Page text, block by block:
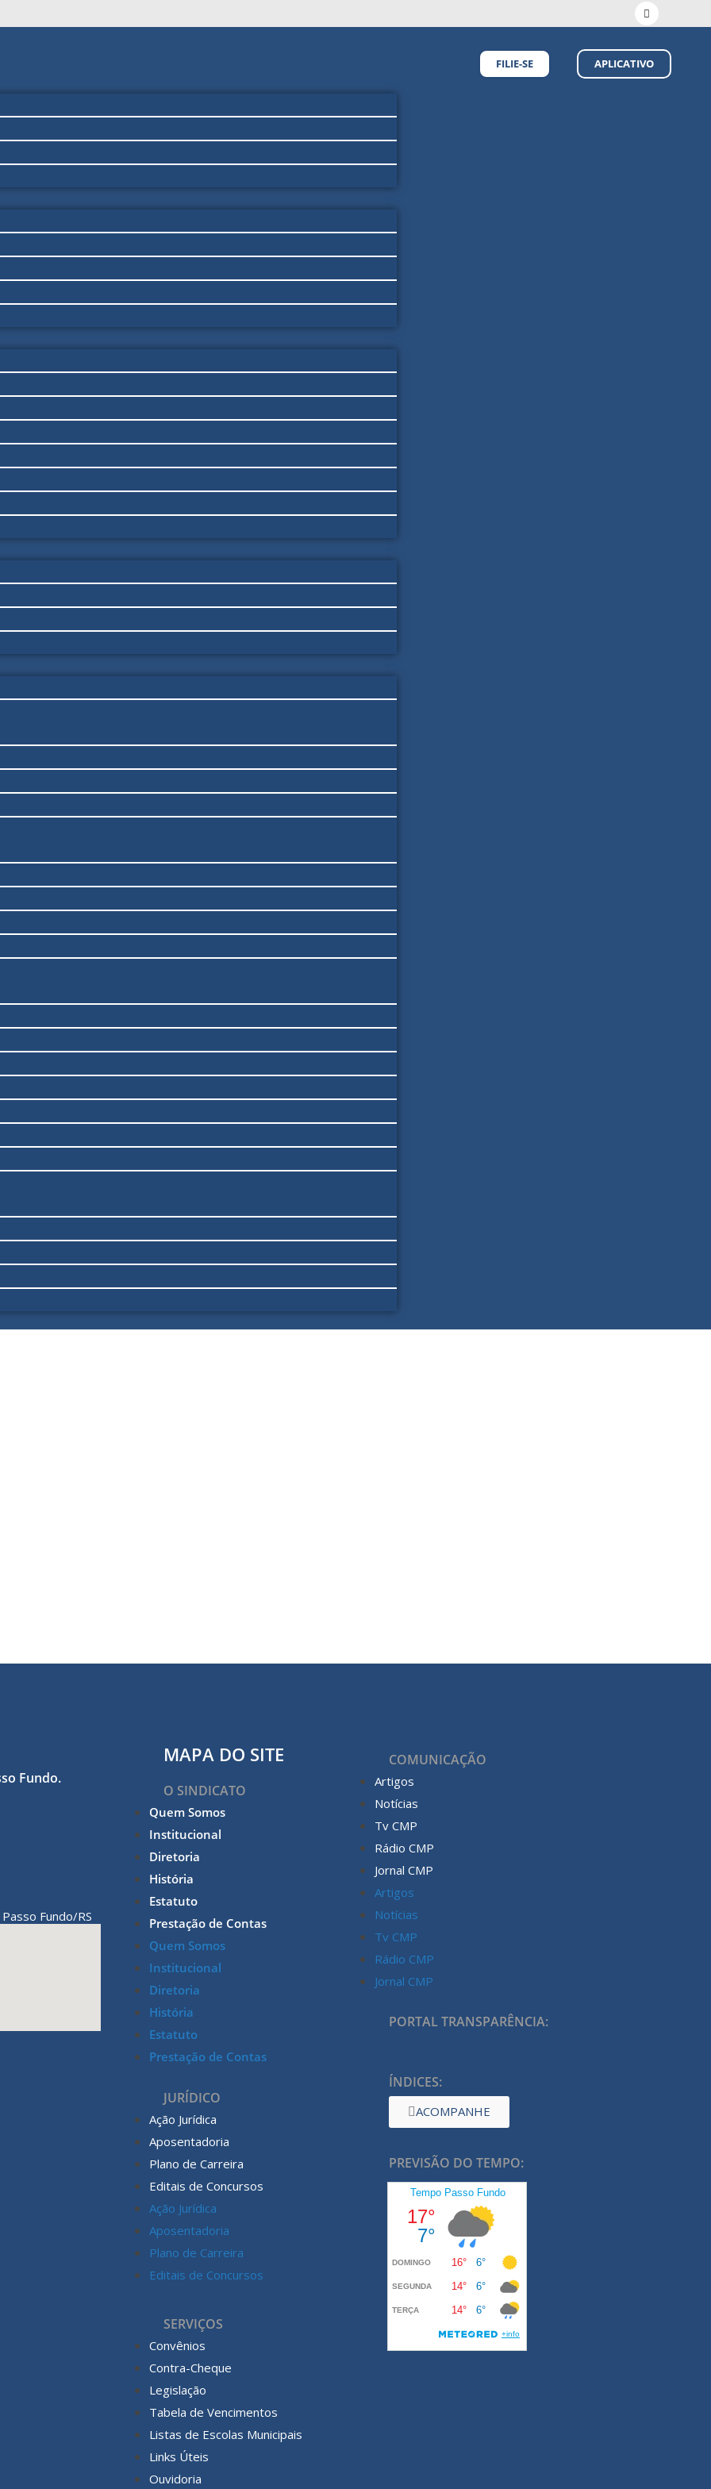
FILIE-SE APLICATIVO
Fundo.
Passo Fundo/RS
MAPA DO SITE
O SINDICATO
Quem Somos
Institucional
Diretoria
História
Estatuto
Prestação de Contas
Quem Somos
Institucional
Diretoria
História
Estatuto
Prestação de Contas
JURÍDICO
Ação Jurídica
Aposentadoria
Plano de Carreira
Editais de Concursos
Ação Jurídica
Aposentadoria
Plano de Carreira
Editais de Concursos
SERVIÇOS
Convênios
Contra-Cheque
Legislação
Tabela de Vencimentos
Listas de Escolas Municipais
Links Úteis
Ouvidoria
COMUNICAÇÃO
Artigos
Notícias
Tv CMP
Rádio CMP
Jornal CMP
Artigos
Notícias
Tv CMP
Rádio CMP
Jornal CMP
PORTAL TRANSPARÊNCIA:
ÍNDICES:
ACOMPANHE
PREVISÃO DO TEMPO: